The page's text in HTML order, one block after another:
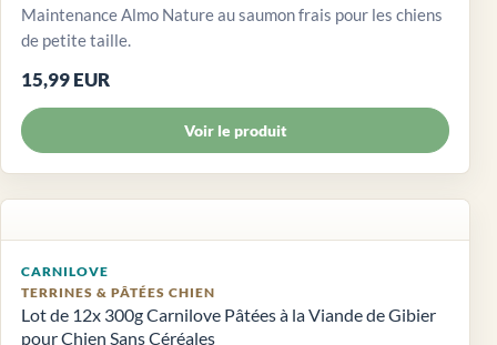
Maintenance Almo Nature au saumon frais pour les chiens
de petite taille.
15,99 EUR
Voir le produit
CARNILOVE
TERRINES & PÂTÉES CHIEN
Lot de 12x 300g Carnilove Pâtées à la Viande de Gibier
pour Chien Sans Céréales